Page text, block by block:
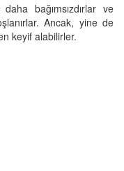
bağımsızdırlar ve
Ancak, yine de
keyif alabilirler.